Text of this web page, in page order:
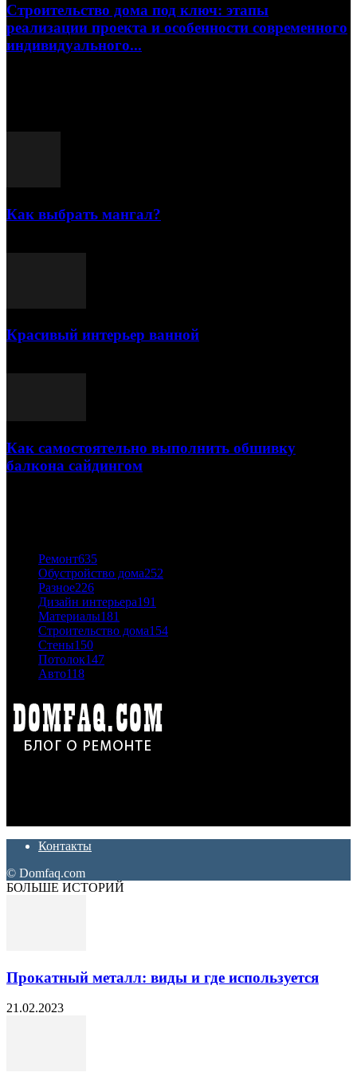
Строительство дома под ключ: этапы
реализации проекта и особенности современного
индивидуального...
Как выбрать мангал?
Красивый интерьер ванной
Как самостоятельно выполнить обшивку
балкона сайдингом
Ремонт635
Обустройство дома252
Разное226
Дизайн интерьера191
Материалы181
Строительство дома154
Стены150
Потолок147
Авто118
Контакты
© Domfaq.com
БОЛЬШЕ ИСТОРИЙ
Прокатный металл: виды и где используется
21.02.2023